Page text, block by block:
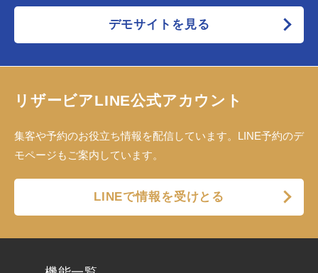
デモサイトを見る
リザービアLINE公式アカウント
集客や予約のお役立ち情報を配信しています。LINE予約のデ
モページもご案内しています。
LINEで情報を受けとる